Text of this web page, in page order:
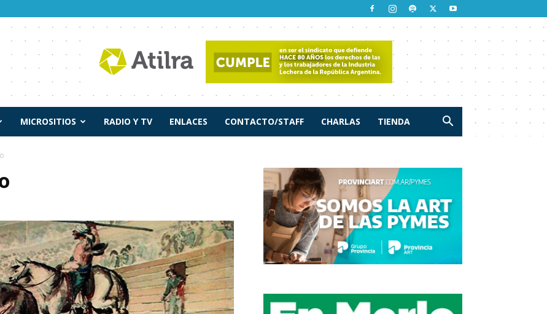
MICROSITIOS RADIO Y TV ENLACES CONTACTO/STAFF CHARLAS TIENDA